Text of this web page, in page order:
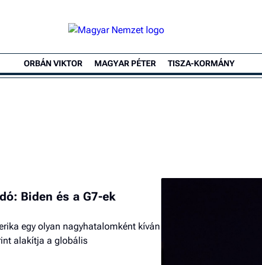
ORBÁN VIKTOR MAGYAR PÉTER TISZA-KORMÁNY
Biden és a G7-ek
egy olyan nagyhatalomként kíván
alakítja a globális